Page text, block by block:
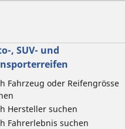
, SUV- und
Fahrzeug oder Reifengrösse
Hersteller suchen
Fahrerlebnis suchen